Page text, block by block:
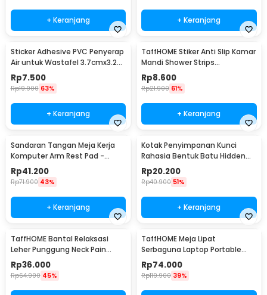
+ Keranjang + Keranjang
Sticker Adhesive PVC Penyerap
Air untuk Wastafel 3.7cmx3.2M
- CN1222
Rp7.500
Rp19.900 63%
+ Keranjang
TaffHOME Stiker Anti Slip Kamar
Mandi Shower Strips
20x380mm 6 PCS - TT-19
Rp8.600
Rp21.900 61%
+ Keranjang
Sandaran Tangan Meja Kerja
Komputer Arm Rest Pad -
91526
Rp41.200
Rp71.900 43%
+ Keranjang
Kotak Penyimpanan Kunci
Rahasia Bentuk Batu Hidden
Key Box - B0521
Rp20.200
Rp40.900 51%
+ Keranjang
TaffHOME Bantal Relaksasi
Leher Punggung Neck Pain
Relief - HBF001
Rp36.000
Rp64.900 45%
TaffHOME Meja Lipat
Serbaguna Laptop Portable
Desk Minimalist Design - BO60
Rp74.000
Rp119.900 39%